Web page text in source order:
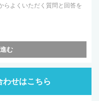
らよくいただく質問と回答を
む
せはこちら